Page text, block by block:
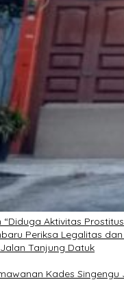
Aktivitas
Periksa Legalitas
Tanjung Datuk
Kades Singengu